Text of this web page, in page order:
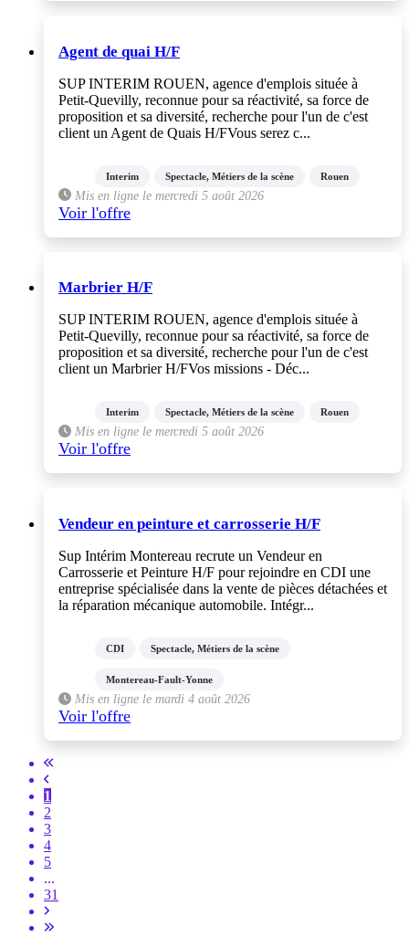
Agent de quai H/F
SUP INTERIM ROUEN, agence d'emplois située à
Petit-Quevilly, reconnue pour sa réactivité, sa force de
proposition et sa diversité, recherche pour l'un de c'est
client un Agent de Quais H/FVous serez c...
Interim Spectacle, Métiers de la scène Rouen
Mis en ligne le mercredi 5 août 2026
Voir l'offre
Marbrier H/F
SUP INTERIM ROUEN, agence d'emplois située à
Petit-Quevilly, reconnue pour sa réactivité, sa force de
proposition et sa diversité, recherche pour l'un de c'est
client un Marbrier H/FVos missions - Déc...
Interim Spectacle, Métiers de la scène Rouen
Mis en ligne le mercredi 5 août 2026
Voir l'offre
Vendeur en peinture et carrosserie H/F
Sup Intérim Montereau recrute un Vendeur en
Carrosserie et Peinture H/F pour rejoindre en CDI une
entreprise spécialisée dans la vente de pièces détachées et
la réparation mécanique automobile. Intégr...
CDI Spectacle, Métiers de la scène
Montereau-Fault-Yonne
Mis en ligne le mardi 4 août 2026
Voir l'offre
1
2
3
4
5
...
31